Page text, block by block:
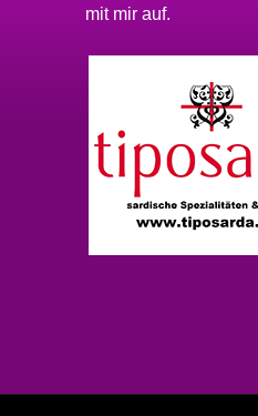
mit mir auf.